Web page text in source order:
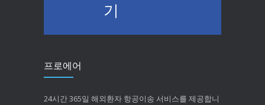
기
프로에어
24시간 365일 해외환자 항공이송 서비스를 제공합니